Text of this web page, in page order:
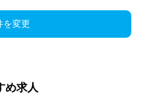
を変更
め求人